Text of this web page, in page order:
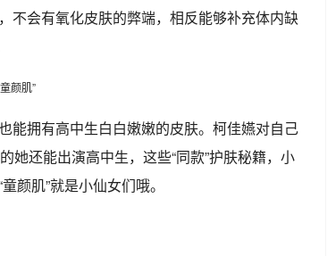
不会有氧化皮肤的弊端，相反能够补充体内缺
能拥有高中生白白嫩嫩的皮肤。柯佳嬿对自己
她还能出演高中生，这些“同款”护肤秘籍，小
颜肌”就是小仙女们哦。